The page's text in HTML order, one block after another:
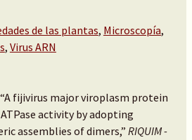
de las plantas, Microscopía,
, Virus ARN
fijivirus major viroplasm protein
activity by adopting
assemblies of dimers,” RIQUIM -